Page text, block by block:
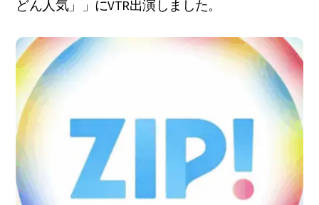
どん人気」」にVTR出演しました。